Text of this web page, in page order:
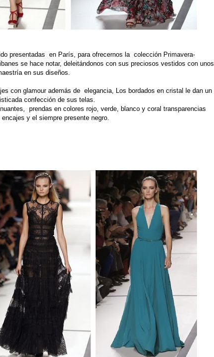
presentadas en París, para ofrecernos la colección Primavera-
se hace notar, deleitándonos con sus preciosos vestidos con unos
en sus diseños.
con glamour además de elegancia, Los bordados en cristal le dan un
confección de sus telas.
prendas en colores rojo, verde, blanco y coral transparencias
y el siempre presente negro.